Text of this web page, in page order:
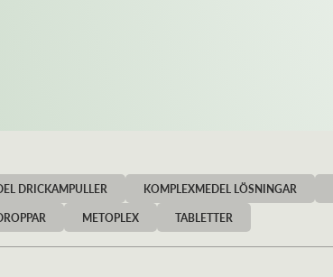
DRICKAMPULLER KOMPLEXMEDEL LÖSNINGAR
METOPLEX TABLETTER